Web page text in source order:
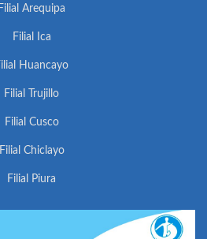
Filial Arequipa
Filial Ica
Huancayo
Filial Trujillo
Filial Cusco
Filial Chiclayo
Filial Piura